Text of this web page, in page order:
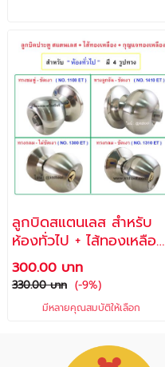
ลูกบิดสแตนเลส สำหรับ
ห้องทั่วไป + ไส้ทองเหลือง
+ กุญแจทองเหลือง /
ALLWAYS
300.00 บาท
330.00 บาท (-9%)
มีหลายคุณสมบัติให้เลือก